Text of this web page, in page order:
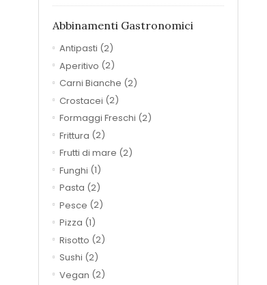
Abbinamenti Gastronomici
Antipasti (2)
Aperitivo (2)
Carni Bianche (2)
Crostacei (2)
Formaggi Freschi (2)
Frittura (2)
Frutti di mare (2)
Funghi (1)
Pasta (2)
Pesce (2)
Pizza (1)
Risotto (2)
Sushi (2)
Vegan (2)